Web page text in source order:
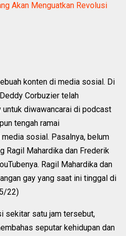
Akan Menguatkan Revolusi
konten di media sosial. Di
Corbuzier telah
untuk diwawancarai di podcast
tengah ramai
sosial. Pasalnya, belum
Ragil Mahardika dan Frederik
Ragil Mahardika dan
gay yang saat ini tinggal di
22)
sekitar satu jam tersebut,
seputar kehidupan dan